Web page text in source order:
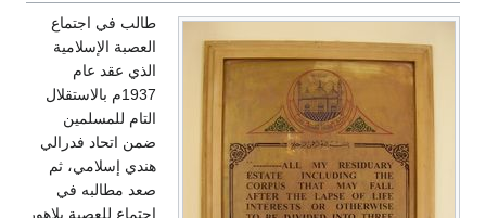
طالب في اجتماع
العصبة الإسلامية
الذي عقد عام
1937م بالاستقلال
التام للمسلمين
ضمن اتحاد فدرالي
هندي إسلامي، ثم
صعد مطالبه في
اجتماع للعصبة بلاهور